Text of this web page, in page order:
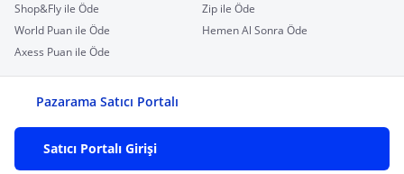
Shop&Fly ile Öde
Zip ile Öde
World Puan ile Öde
Hemen Al Sonra Öde
Axess Puan ile Öde
Pazarama Satıcı Portalı
Satıcı Portalı Girişi